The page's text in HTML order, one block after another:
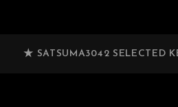
★ SATSUMA3042 SELECTED